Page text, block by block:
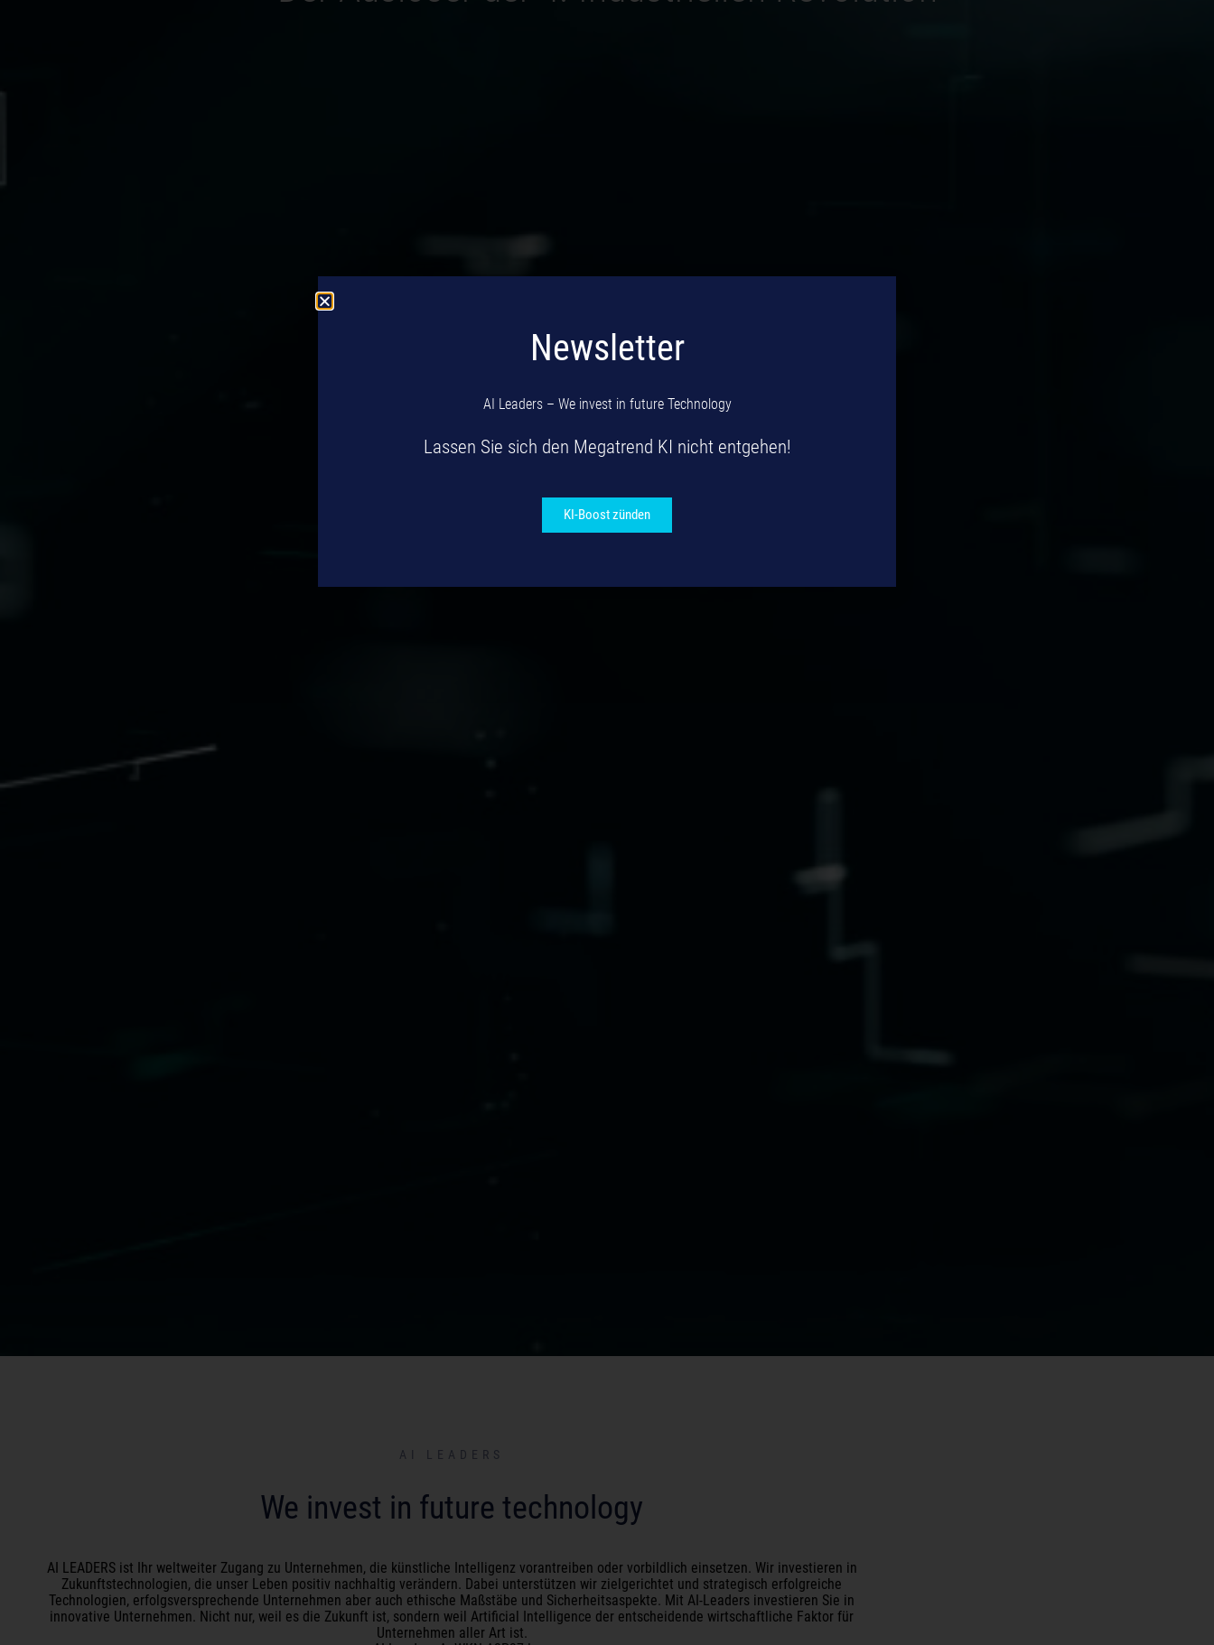
AI LEADERS
We invest in future technology
AI LEADERS ist Ihr weltweiter Zugang zu Unternehmen, die künstliche Intelligenz vorantreiben oder vorbildlich einsetzen. Wir investieren in
Zukunftstechnologien, die unser Leben positiv nachhaltig verändern. Dabei unterstützen wir zielgerichtet und strategisch erfolgreiche
Technologien, erfolgsversprechende Unternehmen aber auch ethische Maßstäbe und Sicherheitsaspekte. Mit AI-Leaders investieren Sie in
innovative Unternehmen. Nicht nur, weil es die Zukunft ist, sondern weil Artificial Intelligence der entscheidende wirtschaftliche Faktor für
Unternehmen aller Art ist.
Newsletter
AI Leaders – We invest in future Technology
Lassen Sie sich den Megatrend KI nicht entgehen!
KI-Boost zünden